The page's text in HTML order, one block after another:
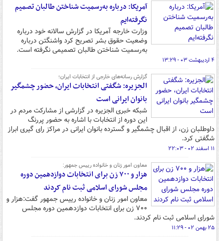
آمریکا: درباره به‌رسمیت شناختن طالبان تصمیم
نگرفته‌ایم
وزارت خارجه آمریکا در گزارش سالانه خود درباره
وضعیت حقوق بشر تصریح کرد واشنگتن درباره
به‌رسمیت شناختن طالبان تصمیمی نگرفته است.
۴ اردیبهشت ۰۳ - ۱۳:۲۹
گزارش رسانه‌های خارجی از انتخابات ایران؛
الجزیره: شگفتی انتخابات ایران، حضور چشمگیر
بانوان ایرانی است
شبکه خبری الجزیره در گزارشی از مشارکت مردم در
این دوره از انتخابات با اشاره به حضور پررنگ
داوطلبان زن، از اقبال چشمگیر و گسترده بانوان ایرانی در مراکز رای گیری ابراز
شگفتی کرد.
۱۱ اسفند ۰۲ - ۲۲:۰۳
معاون امور زنان و خانواده رییس جمهور:
هزار و ۷۰۰ زن برای انتخابات دوازدهمین دوره
مجلس شورای اسلامی ثبت نام کردند
معاون امور زنان و خانواده رییس جمهور گفت:هزار و
۷۰۰ زن برای انتخابات دوازدهمین دوره مجلس
شورای اسلامی ثبت نام کردند.
۲۵ بهمن ۰۲ - ۱۱:۲۹